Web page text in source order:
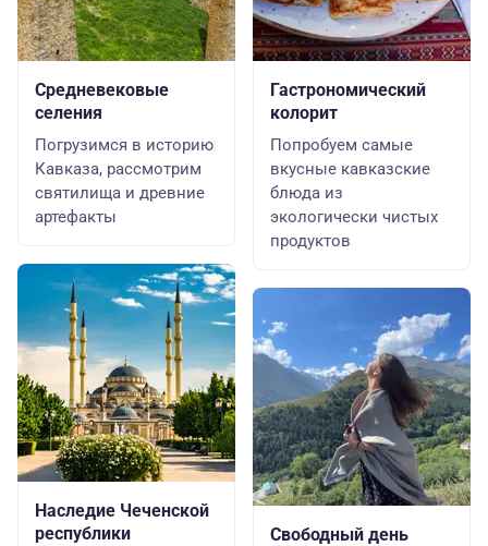
Средневековые
селения
Погрузимся в историю
Кавказа, рассмотрим
святилища и древние
артефакты
Наследие Чеченской
республики
Гастрономический
колорит
Попробуем самые
вкусные кавказские
блюда из
экологически чистых
продуктов
Свободный день